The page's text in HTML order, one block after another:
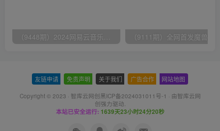
友链申请 免责声明 关于我们 广告合作 网站地图
Copyright © 2023 · 智库云网创黑ICP备2024031011号-1 · 由智库云网
创强力驱动.
本站已安全运行: 1639天23小时24分21秒